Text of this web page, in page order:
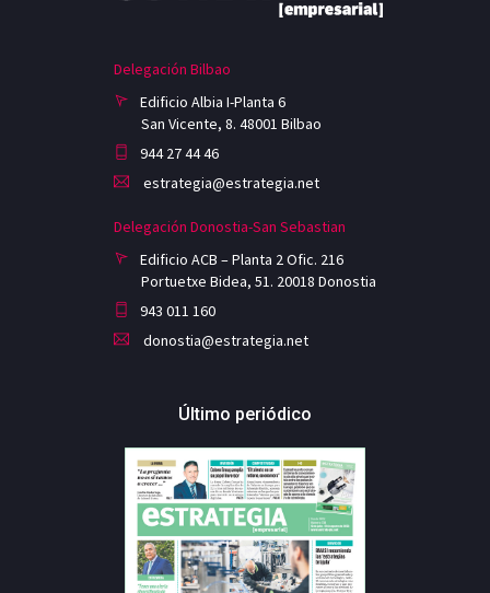
Delegación Bilbao
Edificio Albia I-Planta 6
San Vicente, 8. 48001 Bilbao
944 27 44 46
estrategia@estrategia.net
Delegación Donostia-San Sebastian
Edificio ACB – Planta 2 Ofic. 216
Portuetxe Bidea, 51. 20018 Donostia
943 011 160
donostia@estrategia.net
Último periódico